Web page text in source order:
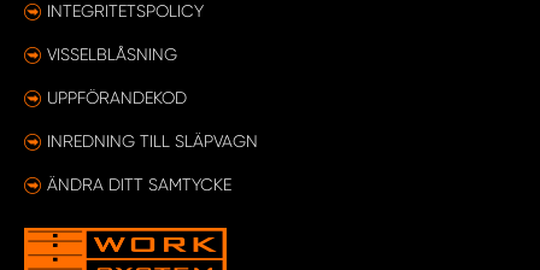
INTEGRITETSPOLICY
VISSELBLÅSNING
UPPFÖRANDEKOD
INREDNING TILL SLÄPVAGN
ÄNDRA DITT SAMTYCKE